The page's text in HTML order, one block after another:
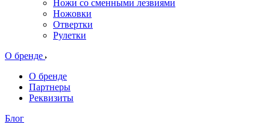
Ножи со сменными лезвиями
Ножовки
Отвертки
Рулетки
О бренде
О бренде
Партнеры
Реквизиты
Блог